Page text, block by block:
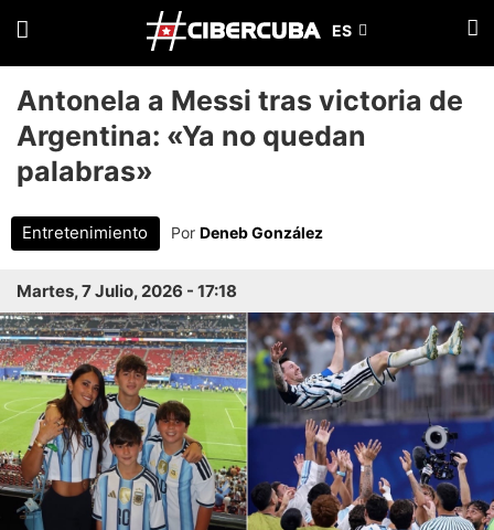
Antonela a Messi tras victoria de
Argentina: «Ya no quedan
palabras»
Entretenimiento Por Deneb González
Martes, 7 Julio, 2026 - 17:18